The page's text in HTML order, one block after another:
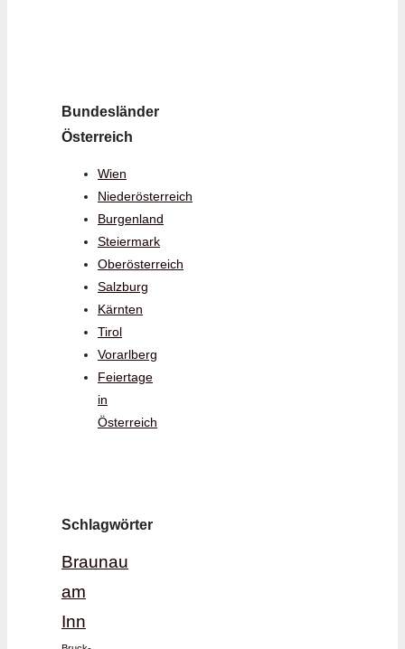
Bundesländer
Österreich
Wien
Niederösterreich
Burgenland
Steiermark
Oberösterreich
Salzburg
Kärnten
Tirol
Vorarlberg
Feiertage
in
Österreich
Schlagwörter
Braunau
am
Inn